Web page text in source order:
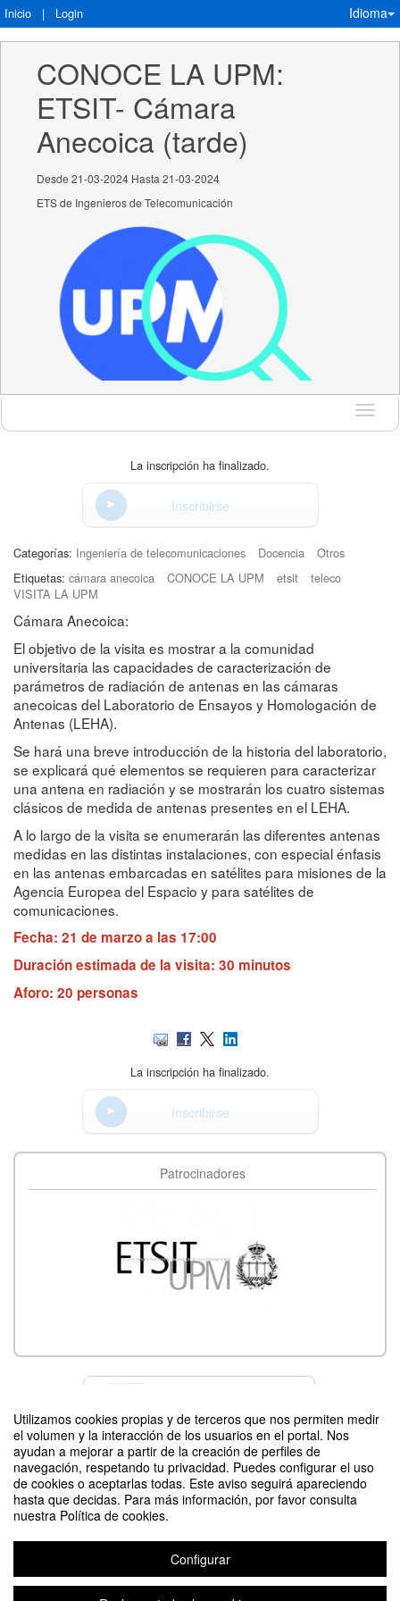
Utilizamos cookies propias y de terceros que nos permiten medir
el volumen y la interacción de los usuarios en el portal. Nos
ayudan a mejorar a partir de la creación de perfiles de
navegación, respetando tu privacidad. Puedes configurar el uso
de cookies o aceptarlas todas. Este aviso seguirá apareciendo
hasta que decidas. Para más información, por favor consulta
nuestra Política de cookies.
Configurar
Inicio | Login Idioma
CONOCE LA UPM:
ETSIT- Cámara
Anecoica (tarde)
Desde 21-03-2024 Hasta 21-03-2024
ETS de Ingenieros de Telecomunicación
Idioma
La inscripción ha finalizado.
Inscribirse
Categorías: Ingeniería de telecomunicaciones Docencia
Otros
Etiquetas: cámara anecoica CONOCE LA UPM etsit
teleco
VISITA LA UPM
Cámara Anecoica:
El objetivo de la visita es mostrar a la comunidad
universitaria las capacidades de caracterización de
parámetros de radiación de antenas en las cámaras
anecoicas del Laboratorio de Ensayos y Homologación de
Antenas (LEHA).
Se hará una breve introducción de la historia del laboratorio,
se explicará qué elementos se requieren para caracterizar
una antena en radiación y se mostrarán los cuatro sistemas
clásicos de medida de antenas presentes en el LEHA.
A lo largo de la visita se enumerarán las diferentes antenas
medidas en las distintas instalaciones, con especial énfasis
en las antenas embarcadas en satélites para misiones de la
Agencia Europea del Espacio y para satélites de
comunicaciones.
Fecha: 21 de marzo a las 17:00
Duración estimada de la visita: 30 minutos
Aforo: 20 personas
La inscripción ha finalizado.
Inscribirse
Patrocinadores
Difunde tu evento poniendo el siguiente código en tu sitio